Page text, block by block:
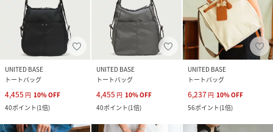
UNITED BASE
トートバッグ
4,455 円 10%OFF
40ポイント(1倍)
UNITED BASE
トートバッグ
4,455 円 10%OFF
40ポイント(1倍)
UNITED BASE
トートバッグ
6,237 円 10%OFF
56ポイント(1倍)